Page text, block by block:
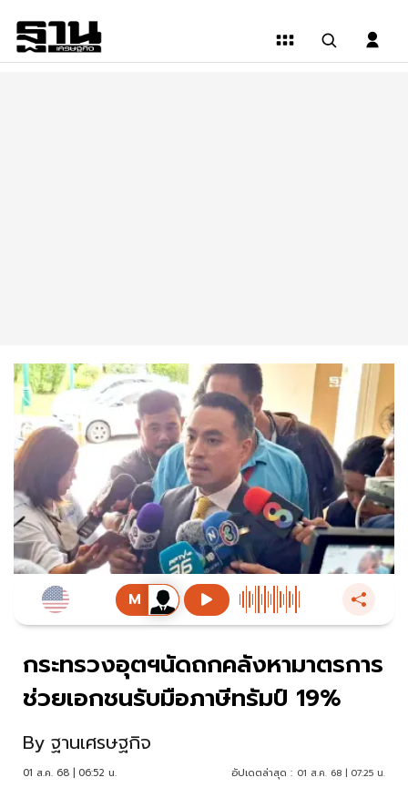
กระทรวงอุตฯนัดถกคลังหามาตรการ
ช่วยเอกชนรับมือภาษีทรัมป์ 19%
By ฐานเศรษฐกิจ
01 ส.ค. 68 | 06:52 น. อัปเดตล่าสุด : 01 ส.ค. 68 | 07:25 น.